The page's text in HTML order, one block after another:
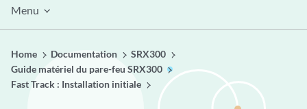
Menu
Home Documentation
SRX300
Guide matériel du pare-feu SRX300
Fast Track : Installation initiale